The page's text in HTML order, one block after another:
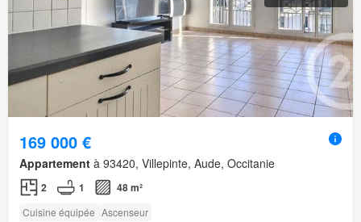
169 000 €
Appartement à 93420, Villepinte, Aude, Occitanie
2 1 48 m²
Cuisine équipée Ascenseur